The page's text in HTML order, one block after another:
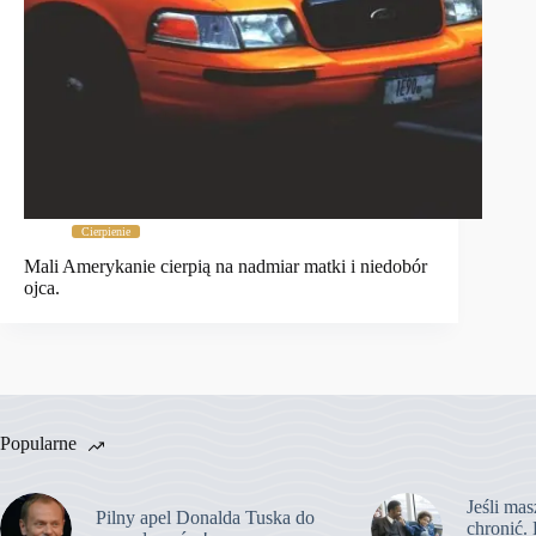
Cierpienie
Mali Amerykanie cierpią na nadmiar matki i niedobór
ojca.
Popularne
Pilny apel Donalda Tuska do
Jeśli
chronić.